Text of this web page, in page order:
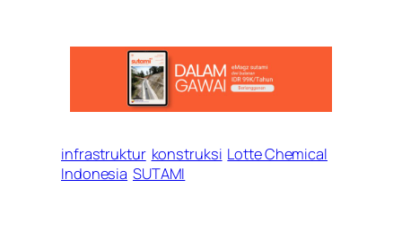
infrastruktur konstruksi Lotte Chemical
Indonesia SUTAMI